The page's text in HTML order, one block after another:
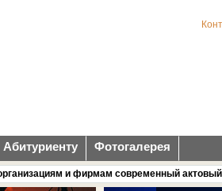
Абитуриенту Фотогалерея
и фирмам современный актовый зал